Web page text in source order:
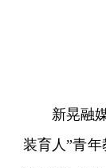
新晃融
装育人”青